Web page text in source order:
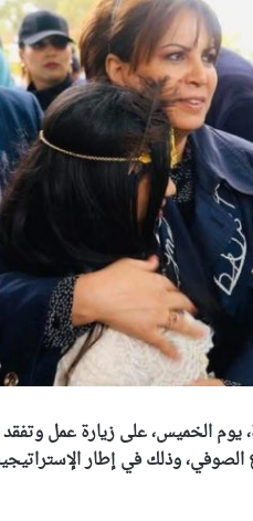
يوم الخميس، على زيارة عمل
الصوفي، وذلك في إطار